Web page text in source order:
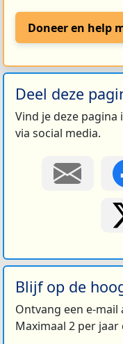
Doneer en help
Deel deze
Vind je deze
via social media.
Blijf op de
Ontvang een e-
Maximaal 2 per